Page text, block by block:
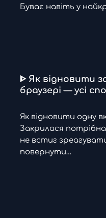
Буває навіть у
ᐈ Як відновити
браузері — усі
Як відновити одну
Закрилася
не встиг
повернути…